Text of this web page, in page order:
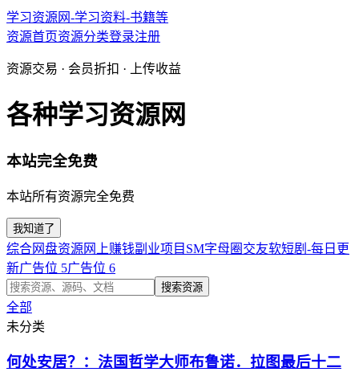
学习资源网-学习资料-书籍等
资源首页资源分类登录注册
资源交易 · 会员折扣 · 上传收益
各种学习资源网
本站完全免费
本站所有资源完全免费
我知道了
综合网盘资源 网上赚钱副业项目 SM字母圈交友软短剧-每日更
新广告位 5广告位 6
搜索资源
全部
未分类
何处安居？：法国哲学大师布鲁诺．拉图最后十二